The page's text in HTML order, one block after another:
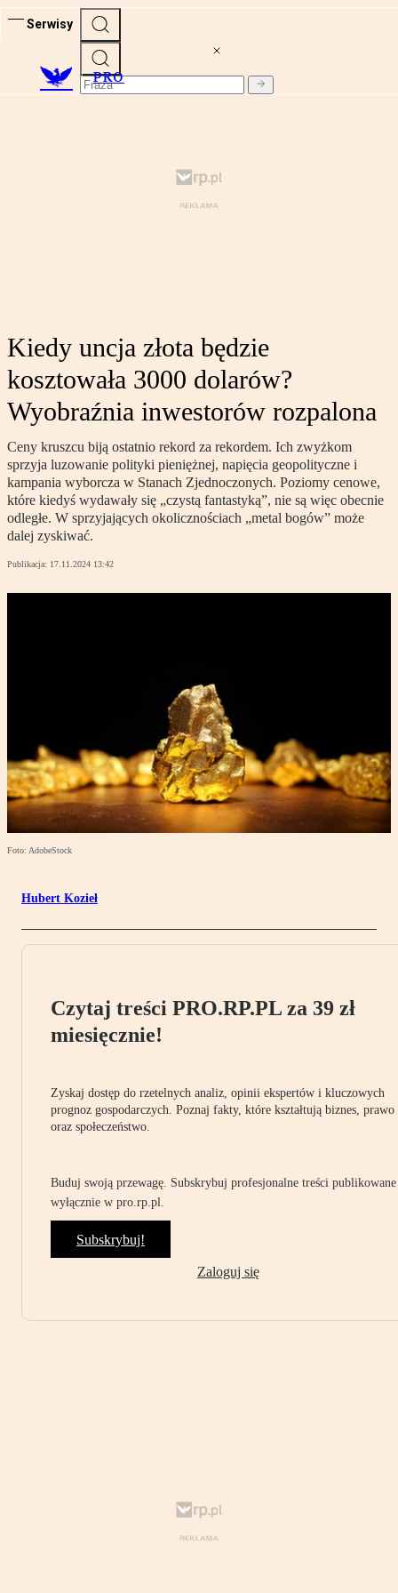
Serwisy
PRO
Kiedy uncja złota będzie
kosztowała 3000 dolarów?
Wyobraźnia inwestorów rozpalona
Ceny kruszcu biją ostatnio rekord za rekordem. Ich zwyżkom
sprzyja luzowanie polityki pieniężnej, napięcia geopolityczne i
kampania wyborcza w Stanach Zjednoczonych. Poziomy cenowe,
które kiedyś wydawały się „czystą fantastyką”, nie są więc obecnie
odległe. W sprzyjających okolicznościach „metal bogów” może
dalej zyskiwać.
Publikacja: 17.11.2024 13:42
Foto: AdobeStock
Hubert Kozieł
Czytaj treści PRO.RP.PL za 39 zł
miesięcznie!
Zyskaj dostęp do rzetelnych analiz, opinii ekspertów i kluczowych
prognoz gospodarczych. Poznaj fakty, które kształtują biznes, prawo
oraz społeczeństwo.
Buduj swoją przewagę. Subskrybuj profesjonalne treści publikowane
wyłącznie w pro.rp.pl.
Subskrybuj!
Zaloguj się